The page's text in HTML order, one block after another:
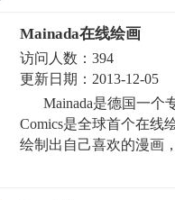
Mainada在线绘画
访问人数： 394
更新日期： 2013-12-05
Mainada是德国一个
Comics是全球首个在线
绘制出自己喜欢的漫画